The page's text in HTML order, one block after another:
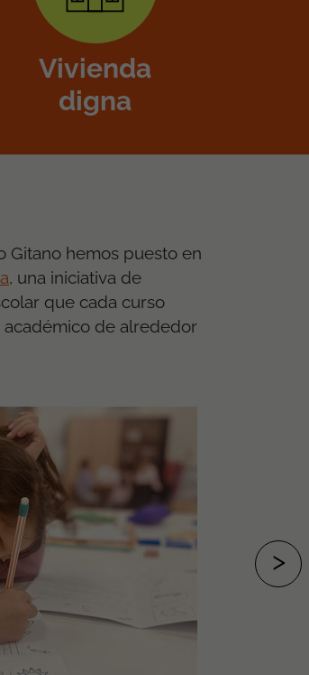
Vivienda
digna
Gitano hemos puesto en
, una iniciativa de
que cada curso
académico de alrededor
>